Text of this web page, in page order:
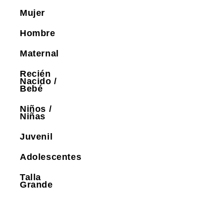
Mujer
Hombre
Maternal
Recién
Nacido /
Bebé
Niños /
Niñas
Juvenil
Adolescentes
Talla
Grande